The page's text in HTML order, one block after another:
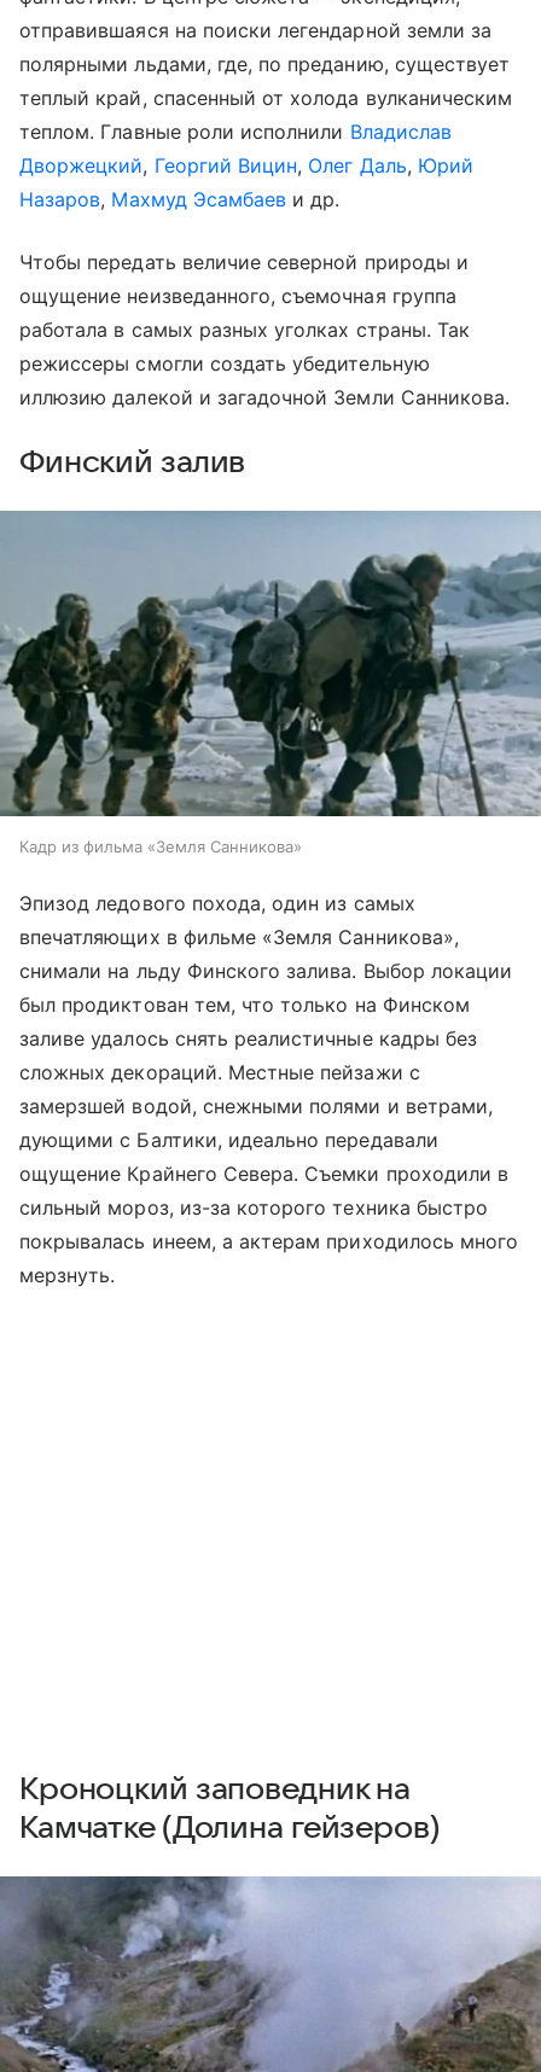
отправившаяся на поиски легендарной земли за
полярными льдами, где, по преданию, существует
теплый край, спасенный от холода вулканическим
теплом. Главные роли исполнили Владислав
Дворжецкий, Георгий Вицин, Олег Даль, Юрий
Назаров, Махмуд Эсамбаев и др.
Чтобы передать величие северной природы и
ощущение неизведанного, съемочная группа
работала в самых разных уголках страны. Так
режиссеры смогли создать убедительную
иллюзию далекой и загадочной Земли Санникова.
Финский залив
Кадр из фильма «Земля Санникова»
Эпизод ледового похода, один из самых
впечатляющих в фильме «Земля Санникова»,
снимали на льду Финского залива. Выбор локации
был продиктован тем, что только на Финском
заливе удалось снять реалистичные кадры без
сложных декораций. Местные пейзажи с
замерзшей водой, снежными полями и ветрами,
дующими с Балтики, идеально передавали
ощущение Крайнего Севера. Съемки проходили в
сильный мороз, из-за которого техника быстро
покрывалась инеем, а актерам приходилось много
мерзнуть.
Кроноцкий заповедник на
Камчатке (Долина гейзеров)